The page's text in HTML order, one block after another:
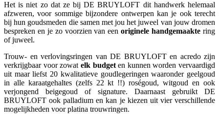
Het is niet zo dat ze bij DE BRUYLOFT dit handwerk helemaal
afzweren, voor sommige bijzondere ontwerpen kan je ook terecht
bij hun goudsmeden die samen met jou het juweel van jouw dromen
bespreken en je zo voorzien van eenoriginele handgemaakte ring
of juweel.
Trouw- en verlovingsringen van DE BRUYLOFT en acredo zijn
verkrijgbaar voor zowat elk budgeten kunnen worden vervaardigd
uit maar liefst 20 kwalitatieve goudlegeringen waaronder geelgoud
in alle karaatgehaltes (zelfs 22 kt !!) roségoud, witgoud en ook
verjongend beigegoud of signature. Daarnaast gebruikt DE
BRUYLOFT ook palladium en kan je kiezen uit vier verschillende
mogelijkheden voor platina trouwringen.